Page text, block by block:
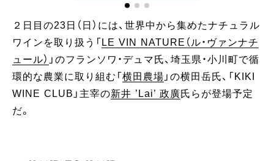
２日目の23日（日）には、世界中から集めたナチュラル
ワインを取り扱う「 LE VIN NATURE（ル・ヴァンナチ
ュール） 」のフランソワ・デュマ氏、埼玉県・小川町で循
環的な農業に取り組む「 横田農場 」の横田岳氏、「KIKI
WINE CLUB」主宰の新井 ’Lai’ 政廣氏らが登場予定
だ。